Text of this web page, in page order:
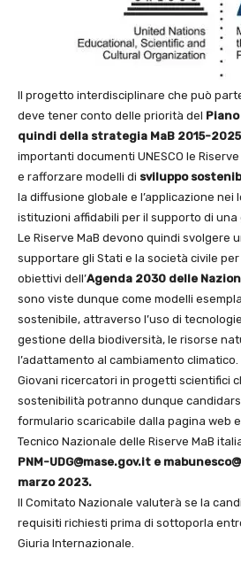
Il progetto interdisciplinare che può
deve tener conto delle priorità del
quindi della strategia MaB 2015-
importanti documenti UNESCO le
e rafforzare modelli di sviluppo
la diffusione globale e l’applicazione nei
istituzioni affidabili per il supporto di
Le Riserve MaB devono quindi svolgere
supportare gli Stati e la società civile
obiettivi dell’Agenda 2030 delle
sono viste dunque come modelli
sostenibile, attraverso l’uso di
gestione della biodiversità, le risorse
l’adattamento al cambiamento climatico.
Giovani ricercatori in progetti scientifici
sostenibilità potranno dunque
formulario scaricabile dalla pagina web
Tecnico Nazionale delle Riserve MaB
PNM-UDG@mase.gov.it e
marzo 2023.
Il Comitato Nazionale valuterà se la
requisiti richiesti prima di sottoporla
Giuria Internazionale.